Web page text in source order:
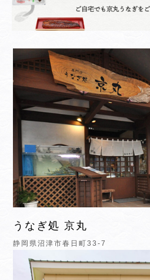
うなぎ処 京丸
静岡県沼津市春日町33-7